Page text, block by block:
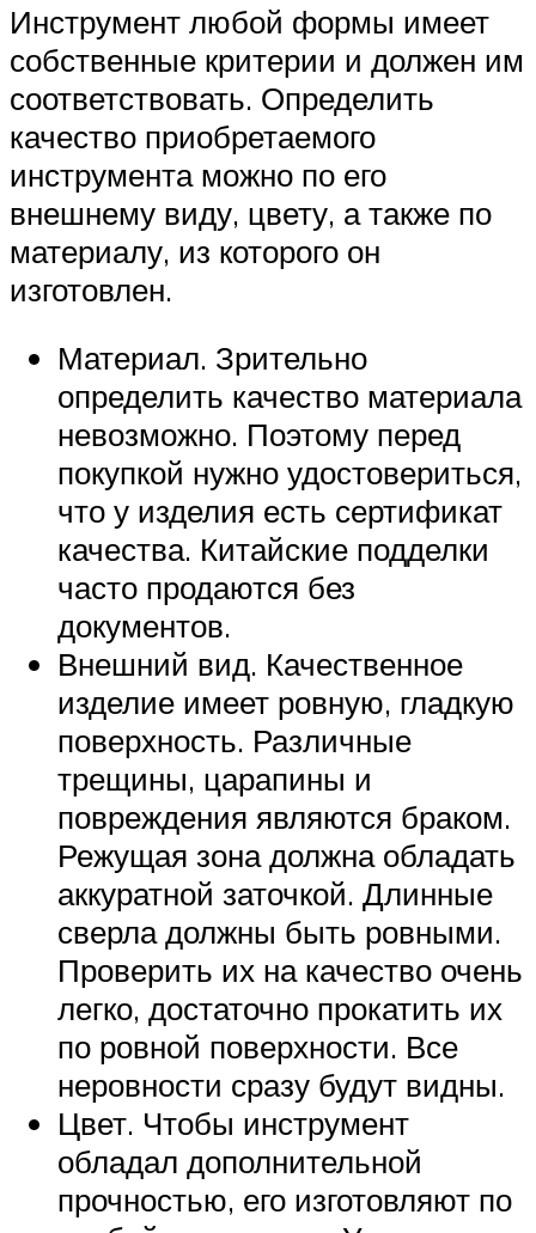
Инструмент любой формы имеет
собственные критерии и должен им
соответствовать. Определить
качество приобретаемого
инструмента можно по его
внешнему виду, цвету, а также по
материалу, из которого он
изготовлен.
Материал. Зрительно
определить качество материала
невозможно. Поэтому перед
покупкой нужно удостовериться,
что у изделия есть сертификат
качества. Китайские подделки
часто продаются без
документов.
Внешний вид. Качественное
изделие имеет ровную, гладкую
поверхность. Различные
трещины, царапины и
повреждения являются браком.
Режущая зона должна обладать
аккуратной заточкой. Длинные
сверла должны быть ровными.
Проверить их на качество очень
легко, достаточно прокатить их
по ровной поверхности. Все
неровности сразу будут видны.
Цвет. Чтобы инструмент
обладал дополнительной
прочностью, его изготовляют по